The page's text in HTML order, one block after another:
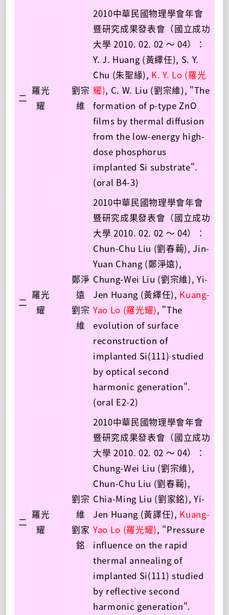
二
羅光
耀
劉宗
維
2010中華民國物理學會年會
暨研究成果發表會（國立成功
大學 2010. 02. 02 ～ 04）：
Y. J. Huang (黃繹任), S. Y.
Chu (朱聖緣), K. Y. Lo (羅光
耀), C. W. Liu (劉宗維), "The
formation of p-type ZnO
films by thermal diffusion
from the low-energy high-
dose phosphorus
implanted Si substrate".
(oral B4-3)
二
羅光
耀
鄭淨
遠
劉宗
維
2010中華民國物理學會年會
暨研究成果發表會（國立成功
大學 2010. 02. 02 ～ 04）：
Chun-Chu Liu (劉春蘜), Jin-
Yuan Chang (鄭淨遠),
Chung-Wei Liu (劉宗維), Yi-
Jen Huang (黃繹任), Kuang-
Yao Lo (羅光耀), "The
evolution of surface
reconstruction of
implanted Si(111) studied
by optical second
harmonic generation".
(oral E2-2)
二
羅光
耀
劉宗
維
劉家
銘
2010中華民國物理學會年會
暨研究成果發表會（國立成功
大學 2010. 02. 02 ～ 04）：
Chung-Wei Liu (劉宗維),
Chun-Chu Liu (劉春蘜),
Chia-Ming Liu (劉家銘), Yi-
Jen Huang (黃譯任), Kuang-
Yao Lo (羅光耀), "Pressure
influence on the rapid
thermal annealing of
implanted Si(111) studied
by reflective second
harmonic generation".